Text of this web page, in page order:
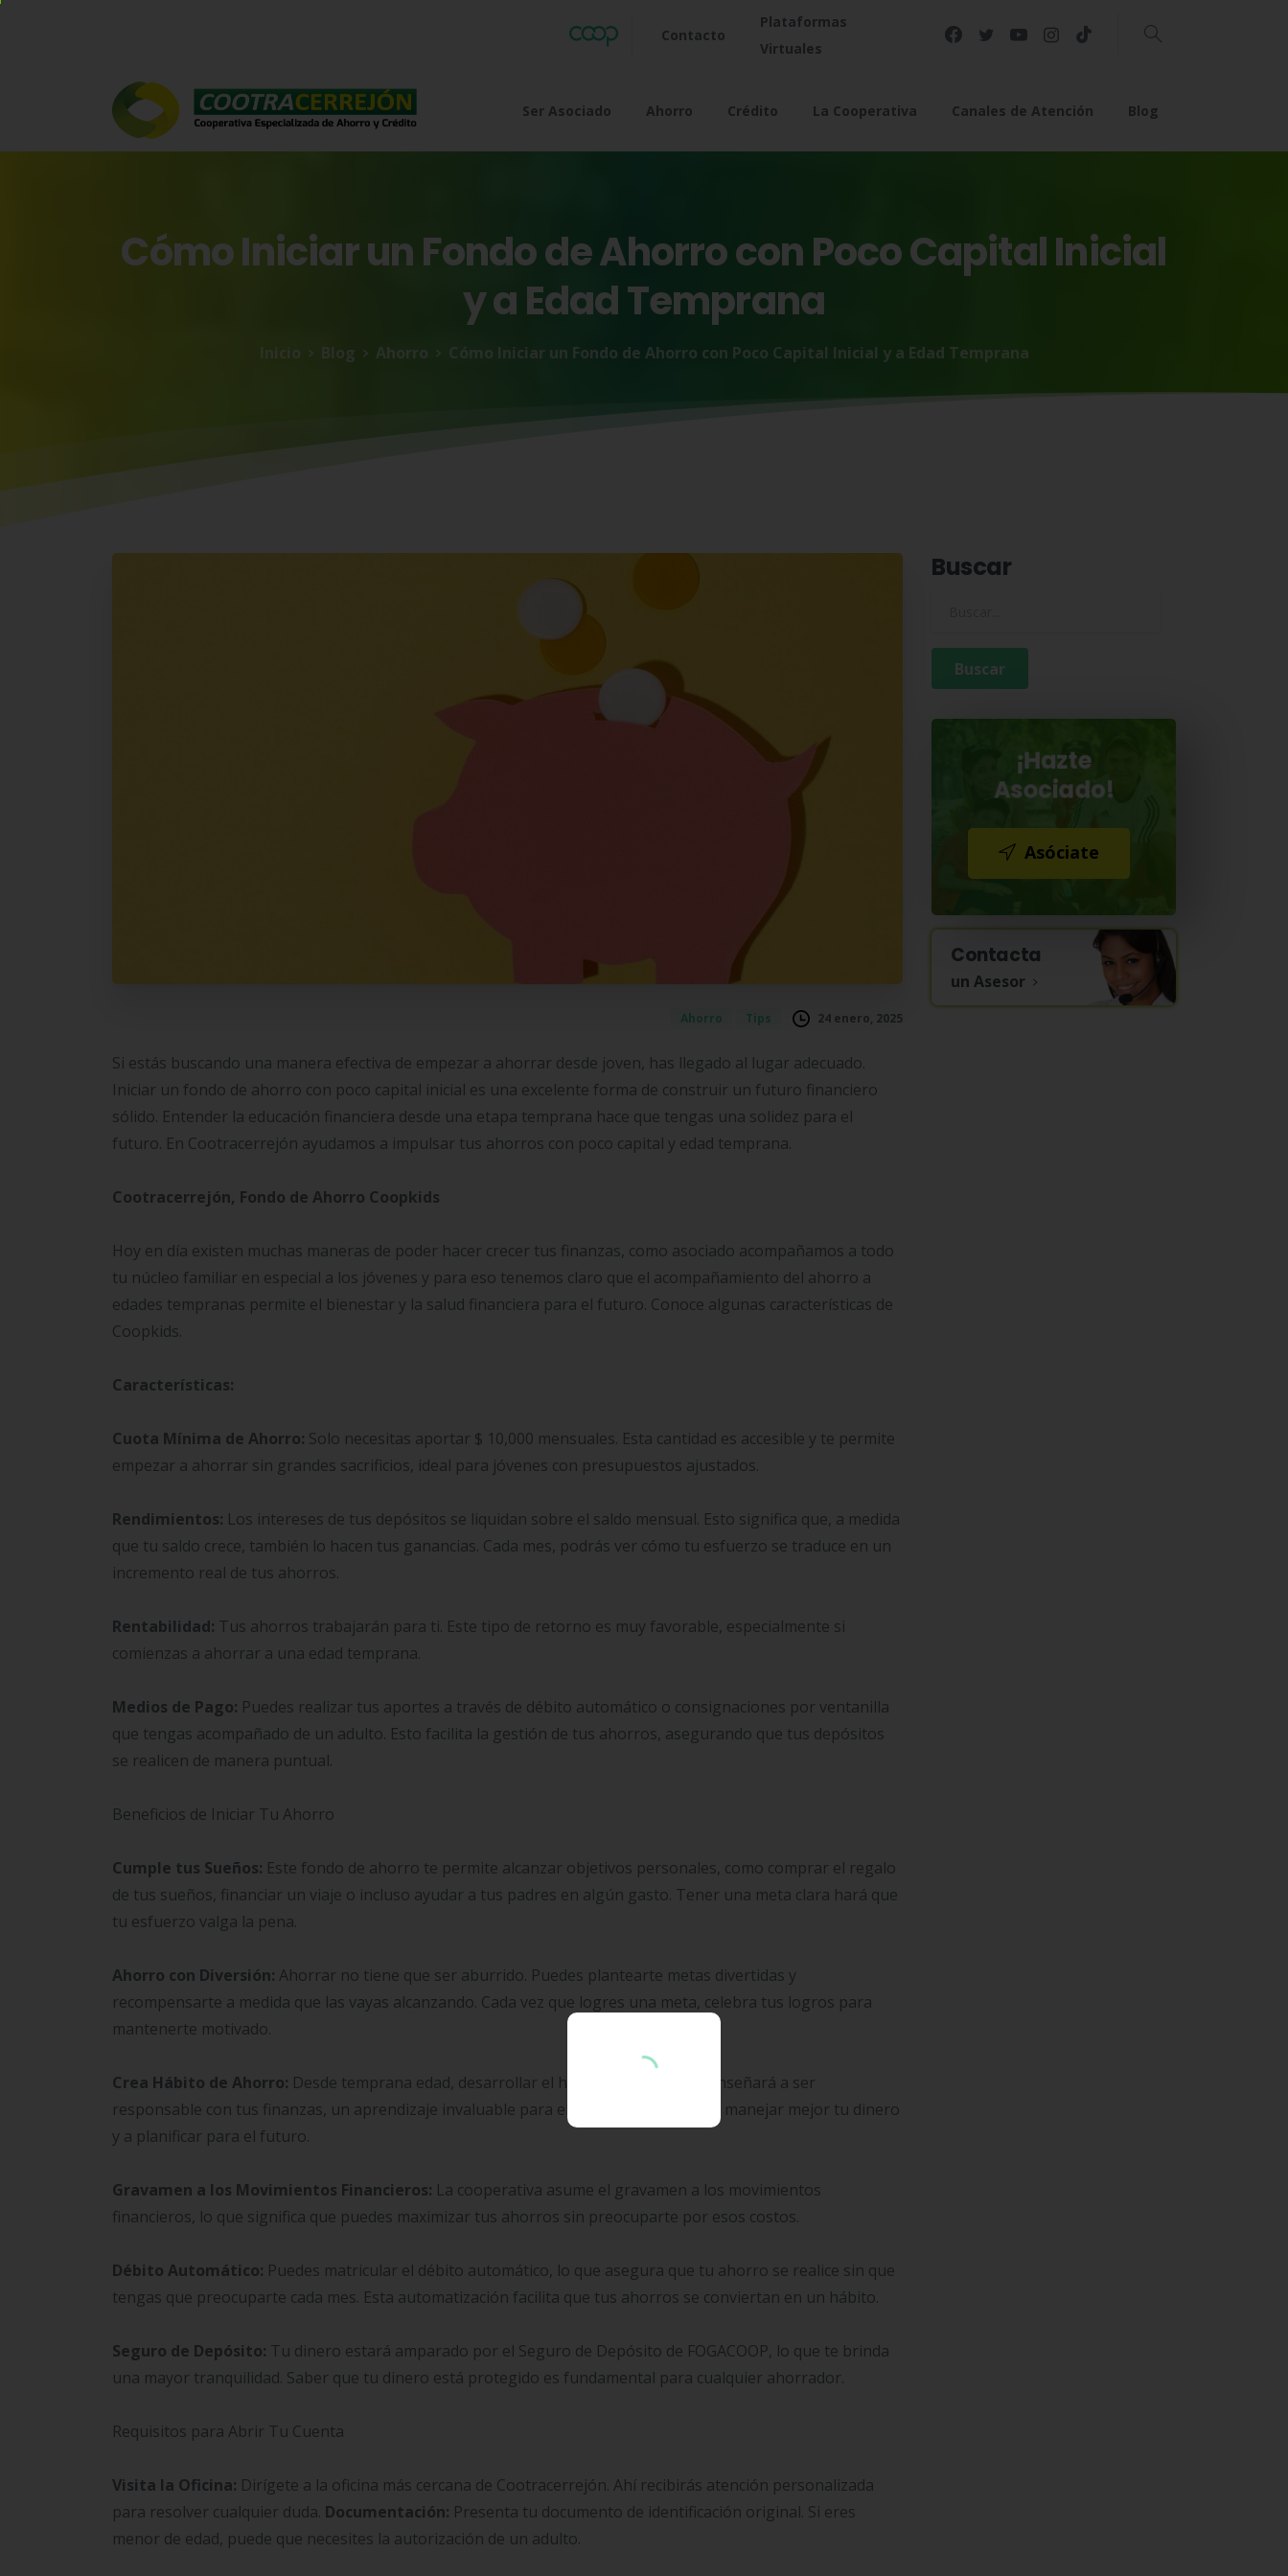
Contacto
Plataformas
Virtuales
Buscar
Ser Asociado Ahorro Crédito La Cooperativa Canales de Atención Blog
CómoIniciarunFondodeAhorroconPocoCapitalInicial
yaEdadTemprana
Inicio Blog Ahorro Cómo Iniciar un Fondo de Ahorro con Poco Capital Inicial y a Edad Temprana
Ahorro Tips 24 enero, 2025
Si estás buscando una manera efectiva de empezar a ahorrar desde joven, has llegado al lugar adecuado.
Iniciar un fondo de ahorro con poco capital inicial es una excelente forma de construir un futuro financiero
sólido. Entender la educación financiera desde una etapa temprana hace que tengas una solidez para el
futuro. En Cootracerrejón ayudamos a impulsar tus ahorros con poco capital y edad temprana.
Cootracerrejón, Fondo de Ahorro Coopkids
Hoy en día existen muchas maneras de poder hacer crecer tus finanzas, como asociado acompañamos a todo
tu núcleo familiar en especial a los jóvenes y para eso tenemos claro que el acompañamiento del ahorro a
edades tempranas permite el bienestar y la salud financiera para el futuro. Conoce algunas características de
Coopkids.
Características:
Cuota Mínima de Ahorro: Solo necesitas aportar $ 10,000 mensuales. Esta cantidad es accesible y te permite
empezar a ahorrar sin grandes sacrificios, ideal para jóvenes con presupuestos ajustados.
Rendimientos: Los intereses de tus depósitos se liquidan sobre el saldo mensual. Esto significa que, a medida
que tu saldo crece, también lo hacen tus ganancias. Cada mes, podrás ver cómo tu esfuerzo se traduce en un
incremento real de tus ahorros.
Rentabilidad: Tus ahorros trabajarán para ti. Este tipo de retorno es muy favorable, especialmente si
comienzas a ahorrar a una edad temprana.
Medios de Pago: Puedes realizar tus aportes a través de débito automático o consignaciones por ventanilla
que tengas acompañado de un adulto. Esto facilita la gestión de tus ahorros, asegurando que tus depósitos
se realicen de manera puntual.
Beneficios de Iniciar Tu Ahorro
Cumple tus Sueños: Este fondo de ahorro te permite alcanzar objetivos personales, como comprar el regalo
de tus sueños, financiar un viaje o incluso ayudar a tus padres en algún gasto. Tener una meta clara hará que
tu esfuerzo valga la pena.
Ahorro con Diversión: Ahorrar no tiene que ser aburrido. Puedes plantearte metas divertidas y
recompensarte a medida que las vayas alcanzando. Cada vez que logres una meta, celebra tus logros para
mantenerte motivado.
Crea Hábito de Ahorro: Desde temprana edad, desarrollar el hábito de ahorrar te enseñará a ser
responsable con tus finanzas, un aprendizaje invaluable para el futuro. Te ayudará a manejar mejor tu dinero
y a planificar para el futuro.
Gravamen a los Movimientos Financieros: La cooperativa asume el gravamen a los movimientos
financieros, lo que significa que puedes maximizar tus ahorros sin preocuparte por esos costos.
Débito Automático: Puedes matricular el débito automático, lo que asegura que tu ahorro se realice sin que
tengas que preocuparte cada mes. Esta automatización facilita que tus ahorros se conviertan en un hábito.
Seguro de Depósito: Tu dinero estará amparado por el Seguro de Depósito de FOGACOOP, lo que te brinda
una mayor tranquilidad. Saber que tu dinero está protegido es fundamental para cualquier ahorrador.
Requisitos para Abrir Tu Cuenta
Visita la Oficina: Dirígete a la oficina más cercana de Cootracerrejón. Ahí recibirás atención personalizada
para resolver cualquier duda. Documentación: Presenta tu documento de identificación original. Si eres
menor de edad, puede que necesites la autorización de un adulto.
Buscar
¡Hazte
Asociado!
Asóciate
Contacta
un Asesor